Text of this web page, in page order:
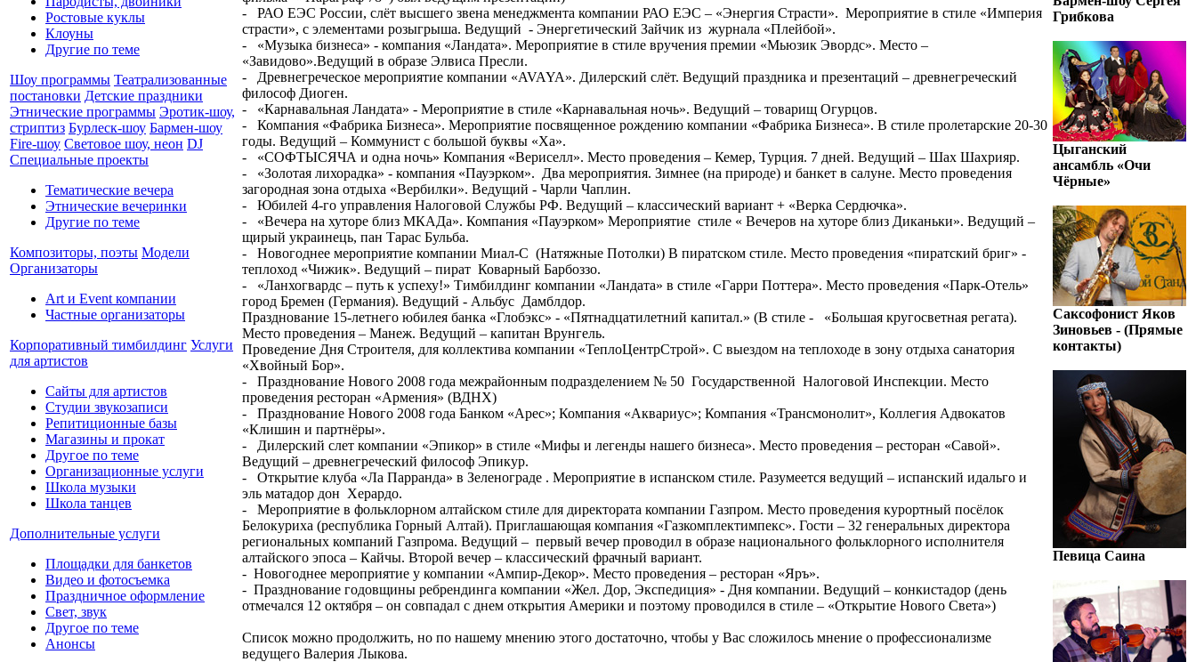
Ростовые куклы
Клоуны
Другие по теме
Шоу программы Театрализованные
постановки Детские праздники
Этнические программы Эротик-шоу,
стриптиз Бурлеск-шоу Бармен-шоу
Fire-шоу Световое шоу, неон DJ
Специальные проекты
Тематические вечера
Этнические вечеринки
Другие по теме
Композиторы, поэты Модели
Организаторы
Art и Event компании
Частные организаторы
Корпоративный тимбилдинг Услуги
для артистов
Сайты для артистов
Студии звукозаписи
Репитиционные базы
Магазины и прокат
Другое по теме
Организационные услуги
Школа музыки
Школа танцев
Дополнительные услуги
Площадки для банкетов
Видео и фотосъемка
Праздничное оформление
Свет, звук
Другое по теме
Анонсы
- РАО ЕЭС России, слёт высшего звена менеджмента компании РАО ЕЭС – «Энергия Страсти». Мероприятие в стиле «Империя
страсти», с элементами розыгрыша. Ведущий - Энергетический Зайчик из журнала «Плейбой».
- «Музыка бизнеса» - компания «Ландата». Мероприятие в стиле вручения премии «Мьюзик Эвордс». Место –
«Завидово».Ведущий в образе Элвиса Пресли.
- Древнегреческое мероприятие компании «AVAYA». Дилерский слёт. Ведущий праздника и презентаций – древнегреческий
философ Диоген.
- «Карнавальная Ландата» - Мероприятие в стиле «Карнавальная ночь». Ведущий – товарищ Огурцов.
- Компания «Фабрика Бизнеса». Мероприятие посвященное рождению компании «Фабрика Бизнеса». В стиле пролетарские 20-30
годы. Ведущий – Коммунист с большой буквы «Ха».
- «СОФТЫСЯЧА и одна ночь» Компания «Вериселл». Место проведения – Кемер, Турция. 7 дней. Ведущий – Шах Шахрияр.
- «Золотая лихорадка» - компания «Пауэрком». Два мероприятия. Зимнее (на природе) и банкет в салуне. Место проведения
загородная зона отдыха «Вербилки». Ведущий - Чарли Чаплин.
- Юбилей 4-го управления Налоговой Службы РФ. Ведущий – классический вариант + «Верка Сердючка».
- «Вечера на хуторе близ МКАДа». Компания «Пауэрком» Мероприятие стиле « Вечеров на хуторе близ Диканьки». Ведущий –
щирый украинець, пан Тарас Бульба.
- Новогоднее мероприятие компании Миал-С (Натяжные Потолки) В пиратском стиле. Место проведения «пиратский бриг» -
теплоход «Чижик». Ведущий – пират Коварный Барбоззо.
- «Ланхогвардс – путь к успеху!» Тимбилдинг компании «Ландата» в стиле «Гарри Поттера». Место проведения «Парк-Отель»
город Бремен (Германия). Ведущий - Альбус Дамблдор.
Празднование 15-летнего юбилея банка «Глобэкс» - «Пятнадцатилетний капитал.» (В стиле - «Большая кругосветная регата).
Место проведения – Манеж. Ведущий – капитан Врунгель.
Проведение Дня Строителя, для коллектива компании «ТеплоЦентрСтрой». С выездом на теплоходе в зону отдыха санатория
«Хвойный Бор».
- Празднование Нового 2008 года межрайонным подразделением № 50 Государственной Налоговой Инспекции. Место
проведения ресторан «Армения» (ВДНХ)
- Празднование Нового 2008 года Банком «Арес»; Компания «Аквариус»; Компания «Трансмонолит», Коллегия Адвокатов
«Клишин и партнёры».
- Дилерский слет компании «Эпикор» в стиле «Мифы и легенды нашего бизнеса». Место проведения – ресторан «Савой».
Ведущий – древнегреческий философ Эпикур.
- Открытие клуба «Ла Парранда» в Зеленограде . Мероприятие в испанском стиле. Разумеется ведущий – испанский идальго и
эль матадор дон Херардо.
- Мероприятие в фольклорном алтайском стиле для директората компании Газпром. Место проведения курортный посёлок
Белокуриха (республика Горный Алтай). Приглашающая компания «Газкомплектимпекс». Гости – 32 генеральных директора
региональных компаний Газпрома. Ведущий – первый вечер проводил в образе национального фольклорного исполнителя
алтайского эпоса – Кайчы. Второй вечер – классический фрачный вариант.
- Новогоднее мероприятие у компании «Ампир-Декор». Место проведения – ресторан «Яръ».
- Празднование годовщины ребрендинга компании «Жел. Дор, Экспедиция» - Дня компании. Ведущий – конкистадор (день
отмечался 12 октября – он совпадал с днем открытия Америки и поэтому проводился в стиле – «Открытие Нового Света»)
Список можно продолжить, но по нашему мнению этого достаточно, чтобы у Вас сложилось мнение о профессионализме
ведущего Валерия Лыкова.
Грибкова
Цыганский
ансамбль «Очи
Чёрные»
Саксофонист Яков
Зиновьев - (Прямые
контакты)
Певица Саина